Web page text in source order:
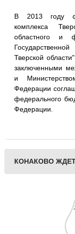
В 2013 году
комплекса
областного и
Тверской
заключенными
и
Федерации
федерального
Федерации.
КОНАКОВО